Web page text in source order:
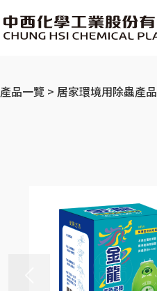
產品一覽 居家環境用除蟲產品